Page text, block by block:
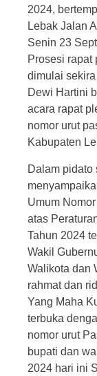
2024,
Lebak Jalan
Senin 23
Prosesi rapat
dimulai
Dewi Hartini
acara rapat
nomor urut
Kabupaten
Dalam pidato
Umum
atas
Tahun 2024
Wakil
Walikota dan
rahmat dan
Yang Maha
terbuka
nomor urut
bupati dan
2024 hari ini